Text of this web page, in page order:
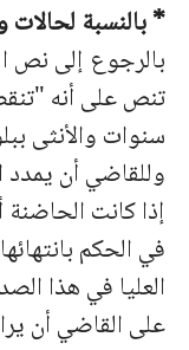
* بالنسبة
إذا كانت
في الحكم
العليا في هذا
على القاضي أن